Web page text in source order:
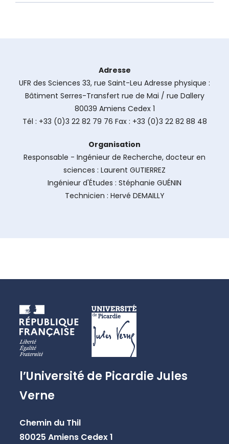
Adresse
UFR des Sciences 33, rue Saint-Leu Adresse physique :
Bâtiment Serres-Transfert rue de Mai / rue Dallery
80039 Amiens Cedex 1
Tél : +33 (0)3 22 82 79 76 Fax : +33 (0)3 22 82 88 48
Organisation
Responsable - Ingénieur de Recherche, docteur en
sciences : Laurent GUTIERREZ
Ingénieur d'Études : Stéphanie GUÉNIN
Technicien : Hervé DEMAILLY
l’Université de Picardie Jules
Verne
Chemin du Thil
80025 Amiens Cedex 1